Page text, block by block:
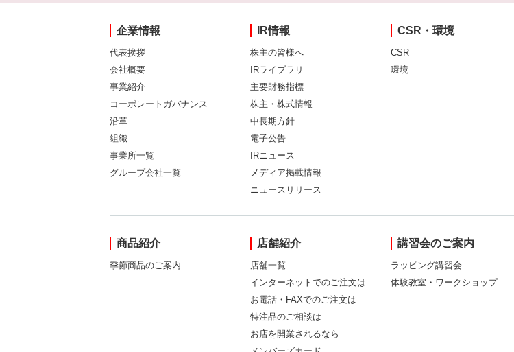
企業情報
代表挨拶
会社概要
事業紹介
コーポレートガバナンス
沿革
組織
事業所一覧
グループ会社一覧
IR情報
株主の皆様へ
IRライブラリ
主要財務指標
株主・株式情報
中長期方針
電子公告
IRニュース
メディア掲載情報
ニュースリリース
CSR・環境
CSR
環境
商品紹介
季節商品のご案内
店舗紹介
店舗一覧
インターネットでのご注文は
お電話・FAXでのご注文は
特注品のご相談は
お店を開業されるなら
講習会のご案内
ラッピング講習会
体験教室・ワークショップ